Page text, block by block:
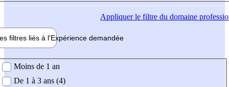
Appliquerle filtre du domaine
filtres liés à l'Expérience demandée
demandée
Moins de 1 an
De 1 à 3 ans (4)